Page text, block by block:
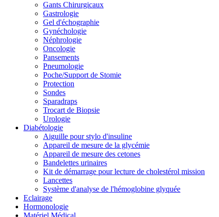
Gants Chirurgicaux
Gastrologie
Gel d'échographie
Gynéchologie
Néphrologie
Oncologie
Pansements
Pneumologie
Poche/Support de Stomie
Protection
Sondes
Sparadraps
Trocart de Biopsie
Urologie
Diabétologie
Aiguille pour stylo d'insuline
Appareil de mesure de la glycémie
Appareil de mesure des cetones
Bandelettes urinaires
Kit de démarrage pour lecture de cholestérol mission
Lancettes
Système d'analyse de l'hémoglobine glyquée
Eclairage
Hormonologie
Matériel Médical